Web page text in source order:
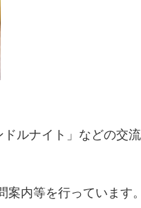
ルナイト」などの交流
内等を行っています。